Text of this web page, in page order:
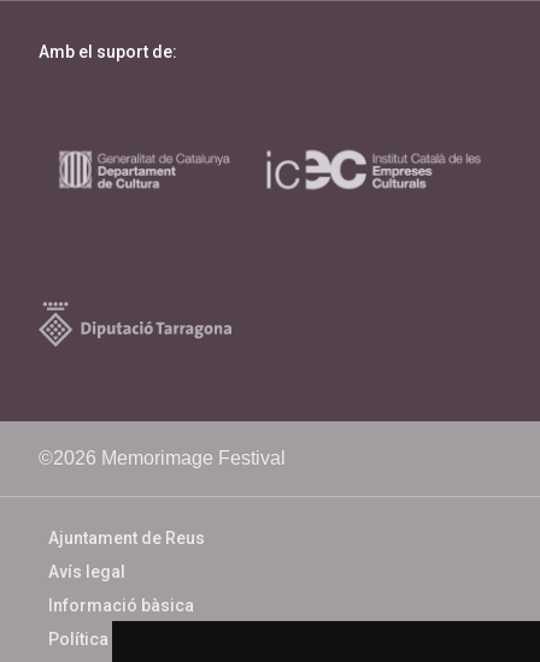
Amb el suport de:
©2026 Memorimage Festival
Ajuntament de Reus
Avís legal
Informació bàsica
Política de cookies